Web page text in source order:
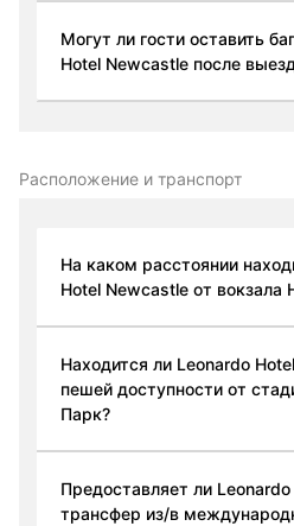
Могут ли гости оставить
Hotel Newcastle после
Расположение и транспорт
На каком расстоянии
Hotel Newcastle от вокзала
Находится ли Leonardo
пешей доступности от
Парк?
Предоставляет ли
трансфер из/в